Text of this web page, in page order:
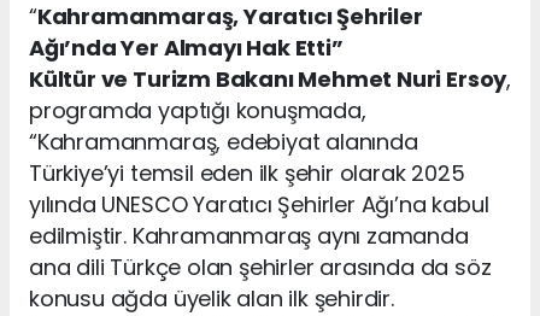
“Kahramanmaraş, Yaratıcı Şehriler
Ağı’nda Yer Almayı Hak Etti”
Kültür ve Turizm Bakanı Mehmet Nuri Ersoy,
programda yaptığı konuşmada,
“Kahramanmaraş, edebiyat alanında
Türkiye’yi temsil eden ilk şehir olarak 2025
yılında UNESCO Yaratıcı Şehirler Ağı’na kabul
edilmiştir. Kahramanmaraş aynı zamanda
ana dili Türkçe olan şehirler arasında da söz
konusu ağda üyelik alan ilk şehirdir.